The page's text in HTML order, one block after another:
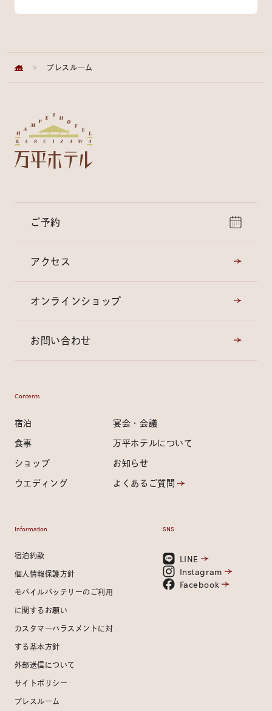
> プレスルーム
ご予約
アクセス
オンラインショップ
お問い合わせ
Contents
宿泊
食事
ショップ
ウエディング
宴会・会議
万平ホテルについて
お知らせ
よくあるご質問
Information
宿泊約款
個人情報保護方針
モバイルバッテリーのご利用
に関するお願い
カスタマーハラスメントに対
する基本方針
外部送信について
サイトポリシー
プレスルーム
SNS
LINE
Instagram
Facebook